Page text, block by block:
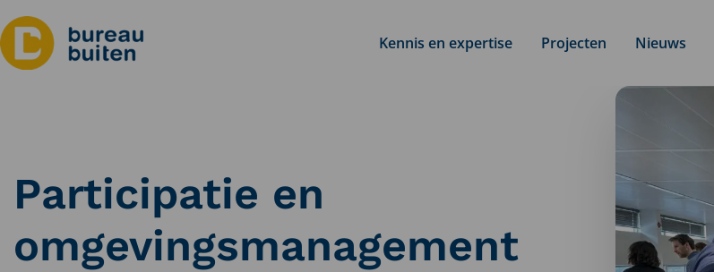
Kennis en expertise Projecten Nieuws
Participatie en
omgevingsmanagement